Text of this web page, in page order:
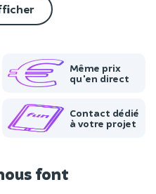
Même prix
qu'en direct
Contact dédié
à votre projet
font